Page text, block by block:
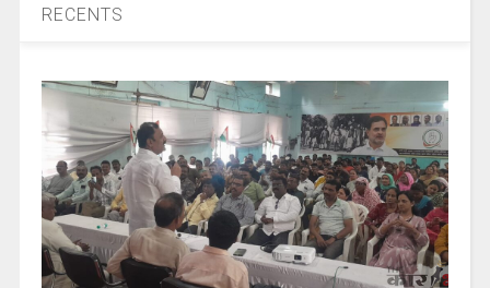
RECENTS